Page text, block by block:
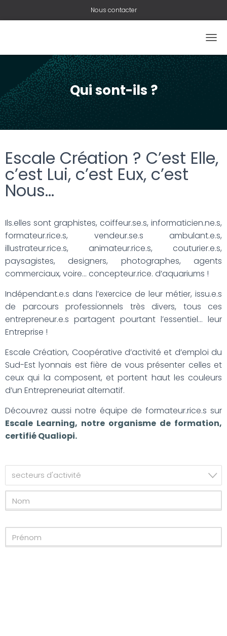
Nous contacter
U
R
R
G
A
T
I
Qui sont-ils ?
Escale Création ? C’est Elle,
c’est Lui, c’est Eux, c’est
Nous…
Ils.elles sont graphistes, coiffeur.se.s, informaticien.ne.s,
formateur.rice.s, vendeur.se.s ambulant.e.s,
illustrateur.rice.s, animateur.rice.s, couturier.e.s,
paysagistes, designers, photographes, agents
commerciaux, voire… concepteur.rice. d’aquariums !
Indépendant.e.s dans l’exercice de leur métier, issu.e.s
de parcours professionnels très divers, tous ces
entrepreneur.e.s partagent pourtant l’essentiel… leur
Entreprise !
Escale Création, Coopérative d’activité et d’emploi du
Sud-Est lyonnais est fière de vous présenter celles et
ceux qui la composent, et portent haut les couleurs
d’un Entrepreneuriat alternatif.
Découvrez aussi notre équipe de formateur.rice.s sur
Escale Learning, notre organisme de formation,
certifié Qualiopi.
secteurs d'activité